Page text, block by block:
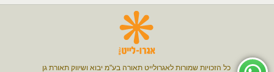
כל הזכויות שמורות לאגרולייטתאורה בע"מ יבוא ושיווקתאורת גן